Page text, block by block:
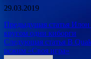
29.03.2019
Навигация
по
записям
Предыдущая статья Илон
кругом одни киборги
Следующая статья В
режим «Своя игра»